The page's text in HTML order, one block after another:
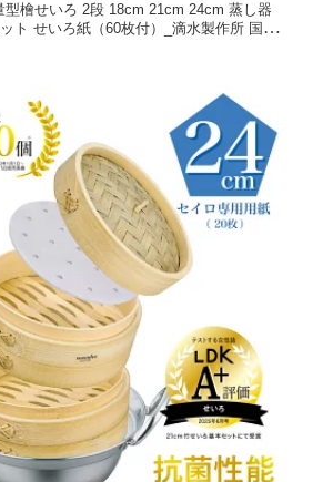
型檜せいろ 2段 18cm 21cm 24cm 蒸し器
ト せいろ紙（60枚付）_滴水製作所 国産
物 蒸し器 セイロ 【花すのこ構造で蒸気
特典 30%OFFクーポン